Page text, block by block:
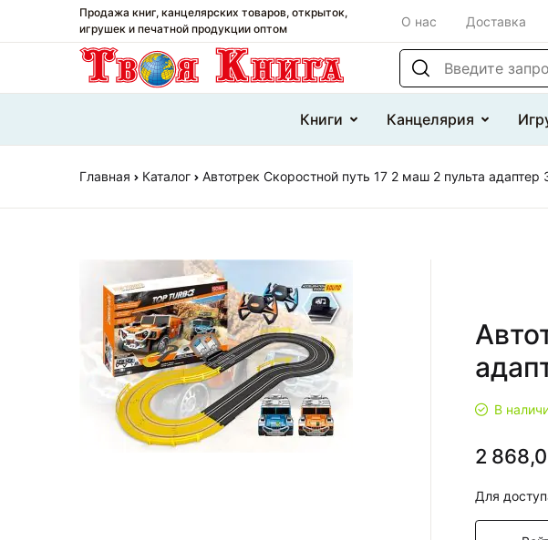
Продажа книг, канцелярских товаров, открыток,
игрушек и печатной продукции оптом
О нас Доставка
Поиск по сайту
Книги Канцелярия
Главная Каталог Автотрек Скоростной путь 17 2 маш 2 пульта адаптер
В
2
Для